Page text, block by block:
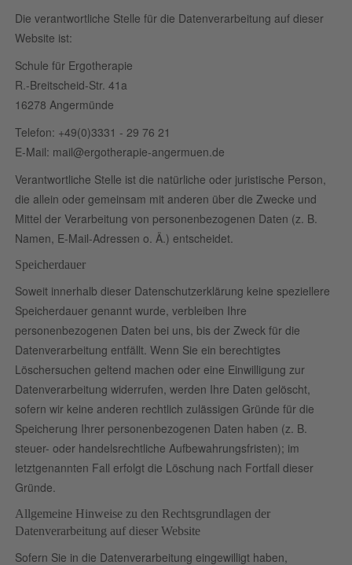
Die verantwortliche Stelle für die Datenverarbeitung auf dieser
Website ist:
Schule für Ergotherapie
R.-Breitscheid-Str. 41a
16278 Angermünde
Telefon: +49(0)3331 - 29 76 21
E-Mail: mail@ergotherapie-angermuen.de
Verantwortliche Stelle ist die natürliche oder juristische Person,
die allein oder gemeinsam mit anderen über die Zwecke und
Mittel der Verarbeitung von personenbezogenen Daten (z. B.
Namen, E-Mail-Adressen o. Ä.) entscheidet.
Speicherdauer
Soweit innerhalb dieser Datenschutzerklärung keine speziellere
Speicherdauer genannt wurde, verbleiben Ihre
personenbezogenen Daten bei uns, bis der Zweck für die
Datenverarbeitung entfällt. Wenn Sie ein berechtigtes
Löschersuchen geltend machen oder eine Einwilligung zur
Datenverarbeitung widerrufen, werden Ihre Daten gelöscht,
sofern wir keine anderen rechtlich zulässigen Gründe für die
Speicherung Ihrer personenbezogenen Daten haben (z. B.
steuer- oder handelsrechtliche Aufbewahrungsfristen); im
letztgenannten Fall erfolgt die Löschung nach Fortfall dieser
Gründe.
Allgemeine Hinweise zu den Rechtsgrundlagen der
Datenverarbeitung auf dieser Website
Sofern Sie in die Datenverarbeitung eingewilligt haben,